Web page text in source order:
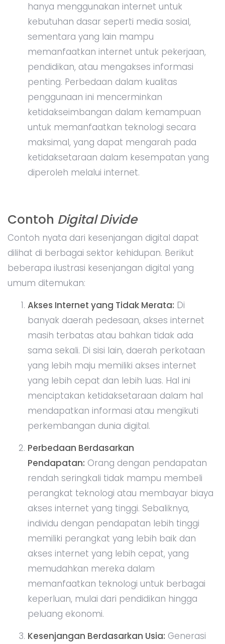
hanya menggunakan internet untuk
kebutuhan dasar seperti media sosial,
sementara yang lain mampu
memanfaatkan internet untuk pekerjaan,
pendidikan, atau mengakses informasi
penting. Perbedaan dalam kualitas
penggunaan ini mencerminkan
ketidakseimbangan dalam kemampuan
untuk memanfaatkan teknologi secara
maksimal, yang dapat mengarah pada
ketidaksetaraan dalam kesempatan yang
diperoleh melalui internet.
Contoh Digital Divide
Contoh nyata dari kesenjangan digital dapat
dilihat di berbagai sektor kehidupan. Berikut
beberapa ilustrasi kesenjangan digital yang
umum ditemukan:
Akses Internet yang Tidak Merata: Di
banyak daerah pedesaan, akses internet
masih terbatas atau bahkan tidak ada
sama sekali. Di sisi lain, daerah perkotaan
yang lebih maju memiliki akses internet
yang lebih cepat dan lebih luas. Hal ini
menciptakan ketidaksetaraan dalam hal
mendapatkan informasi atau mengikuti
perkembangan dunia digital.
Perbedaan Berdasarkan
Pendapatan: Orang dengan pendapatan
rendah seringkali tidak mampu membeli
perangkat teknologi atau membayar biaya
akses internet yang tinggi. Sebaliknya,
individu dengan pendapatan lebih tinggi
memiliki perangkat yang lebih baik dan
akses internet yang lebih cepat, yang
memudahkan mereka dalam
memanfaatkan teknologi untuk berbagai
keperluan, mulai dari pendidikan hingga
peluang ekonomi.
Kesenjangan Berdasarkan Usia: Generasi